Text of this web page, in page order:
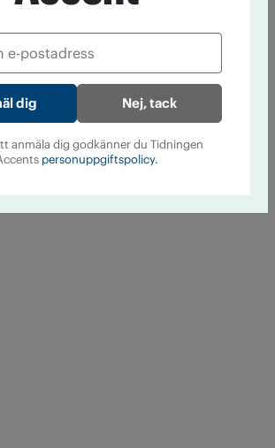
Nej, tack
anmäla dig godkänner du Tidningen
personuppgiftspolicy.